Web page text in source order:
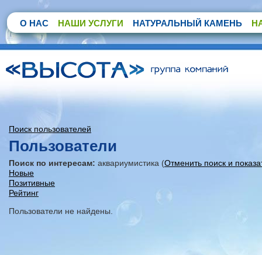
О НАС НАШИ УСЛУГИ НАТУРАЛЬНЫЙ КАМЕНЬ
Поиск пользователей
Пользователи
Поиск по интересам: аквариумистика (Отменить поиск и
Новые
Позитивные
Рейтинг
Пользователи не найдены.